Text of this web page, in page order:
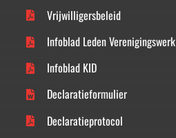
Vrijwilligersbeleid
Infoblad Leden Verenigingswerk
Infoblad KID
Declaratieformulier
Declaratieprotocol